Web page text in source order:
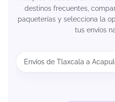
destinos frecuentes,
paqueterías y selecciona la
tus envíos
Envíos de Tlaxcala a